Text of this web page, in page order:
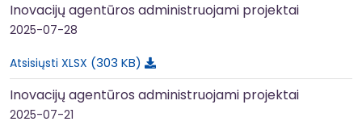
Inovacijų agentūros administruojami projektai
2025-07-28
Atsisiųsti XLSX 303 KB
Inovacijų agentūros administruojami projektai
2025-07-21